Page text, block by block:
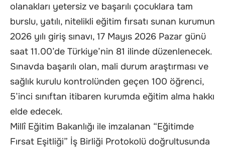
olanakları yetersiz ve başarılı çocuklara tam
burslu, yatılı, nitelikli eğitim fırsatı sunan kurumun
2026 yılı giriş sınavı, 17 Mayıs 2026 Pazar günü
saat 11.00’de Türkiye’nin 81 ilinde düzenlenecek.
Sınavda başarılı olan, mali durum araştırması ve
sağlık kurulu kontrolünden geçen 100 öğrenci,
5’inci sınıftan itibaren kurumda eğitim alma hakkı
elde edecek.
Millî Eğitim Bakanlığı ile imzalanan “Eğitimde
Fırsat Eşitliği” İş Birliği Protokolü doğrultusunda